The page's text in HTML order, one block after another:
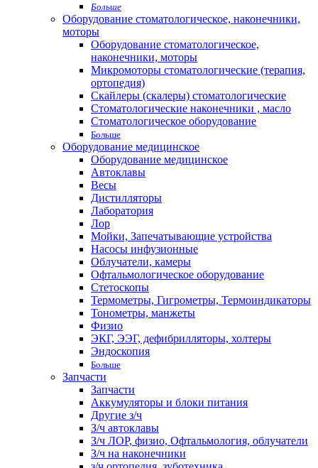
Больше
Оборудование стоматологическое, наконечники,
моторы
Оборудование стоматологическое,
наконечники, моторы
Микромоторы стоматологические (терапия,
ортопедия)
Скайлеры (скалеры) стоматологические
Стоматологические наконечники , масло
Стоматологическое оборудование
Больше
Оборудование медицинское
Оборудование медицинское
Автоклавы
Весы
Дистилляторы
Лаборатория
Лор
Мойки, Запечатывающие устройства
Насосы инфузионные
Облучатели, камеры
Офтальмологическое оборудование
Стетоскопы
Термометры, Гигрометры, Термоиндикаторы
Тонометры, манжеты
Физио
ЭКГ, ЭЭГ, дефибрилляторы, холтеры
Эндоскопия
Больше
Запчасти
Запчасти
Аккумуляторы и блоки питания
Другие з/ч
З/ч автоклавы
З/ч ЛОР, физио, Офтальмология, облучатели
З/ч на наконечники